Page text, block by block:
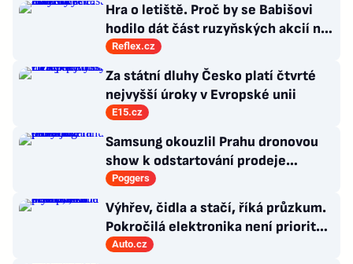
Hra o letiště. Proč by se Babišovi
hodilo dát část ruzyňských akcií na
burzu?
Reflex.cz
Za státní dluhy Česko platí čtvrté
nejvyšší úroky v Evropské unii
E15.cz
Samsung okouzlil Prahu dronovou
show k odstartování prodeje
nových produktů
Poggers
Výhřev, čidla a stačí, říká průzkum.
Pokročilá elektronika není prioritou
zákazníků
Auto.cz